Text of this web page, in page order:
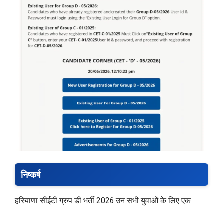
निष्कर्ष
हरियाणा सीईटी ग्रुप डी भर्ती 2026 उन सभी युवाओं के लिए एक